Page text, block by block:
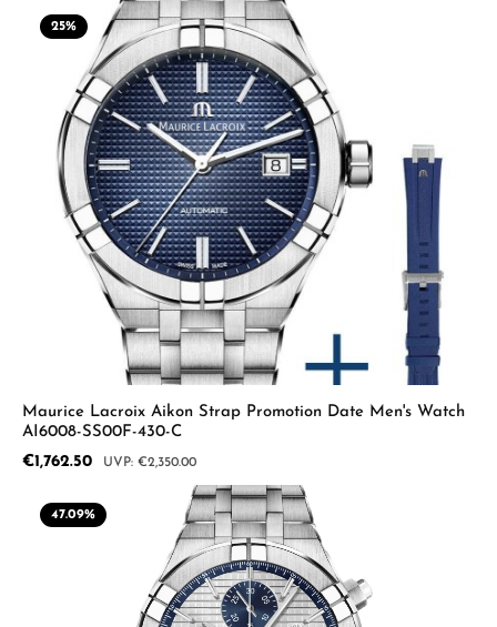
25%
Maurice Lacroix Aikon Strap Promotion Date Men's Watch
AI6008-SS00F-430-C
Sale price:
€1,762.50 Regular price:
€2,350.00
47.09%